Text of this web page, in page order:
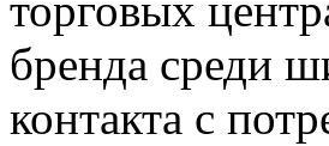
торговых
бренда среди
контакта с